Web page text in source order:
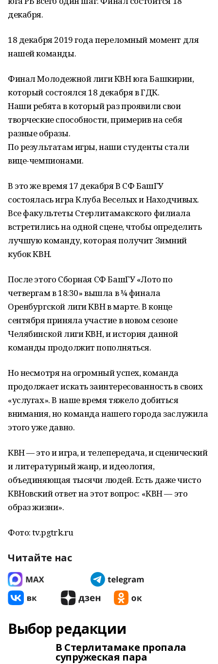
декабря.
18 декабря 2019 года переломный момент для
нашей команды.
Финал Молодежной лиги КВН юга Башкирии,
который состоялся 18 декабря в ГДК.
Наши ребята в который раз проявили свои
творческие способности, примерив на себя
разные образы.
По результатам игры, наши студенты стали
вице-чемпионами.
В это же время 17 декабря В СФ БашГУ
состоялась игра Клуба Веселых и Находчивых.
Все факультеты Стерлитамакского филиала
встретились на одной сцене, чтобы определить
лучшую команду, которая получит Зимний
кубок КВН.
После этого Сборная СФ БашГУ «Лото по
четвергам в 18:30» вышла в ¼ финала
Оренбургской лиги КВН в марте. В конце
сентября приняла участие в новом сезоне
Челябинской лиги КВН, и история данной
команды продолжит пополняться.
Но несмотря на огромный успех, команда
продолжает искать заинтересованность в своих
«услугах». В наше время тяжело добиться
внимания, но команда нашего города заслужила
этого уже давно.
КВН — это и игра, и телепередача, и сценический
и литературный жанр, и идеология,
объединяющая тысячи людей. Есть даже чисто
КВНовский ответ на этот вопрос: «КВН — это
образ жизни».
Фото: tv.pgtrk.ru
Читайте нас
Выбор редакции
В Стерлитамаке пропала
супружеская пара